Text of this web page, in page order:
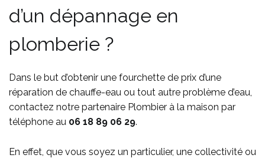
d’un dépannage en
plomberie ?
Dans le but d’obtenir une fourchette de prix d’une
réparation de chauffe-eau ou tout autre problème d’eau,
contactez notre partenaire Plombier à la maison par
téléphone au 06 18 89 06 29.
En effet, que vous soyez un particulier, une collectivité ou